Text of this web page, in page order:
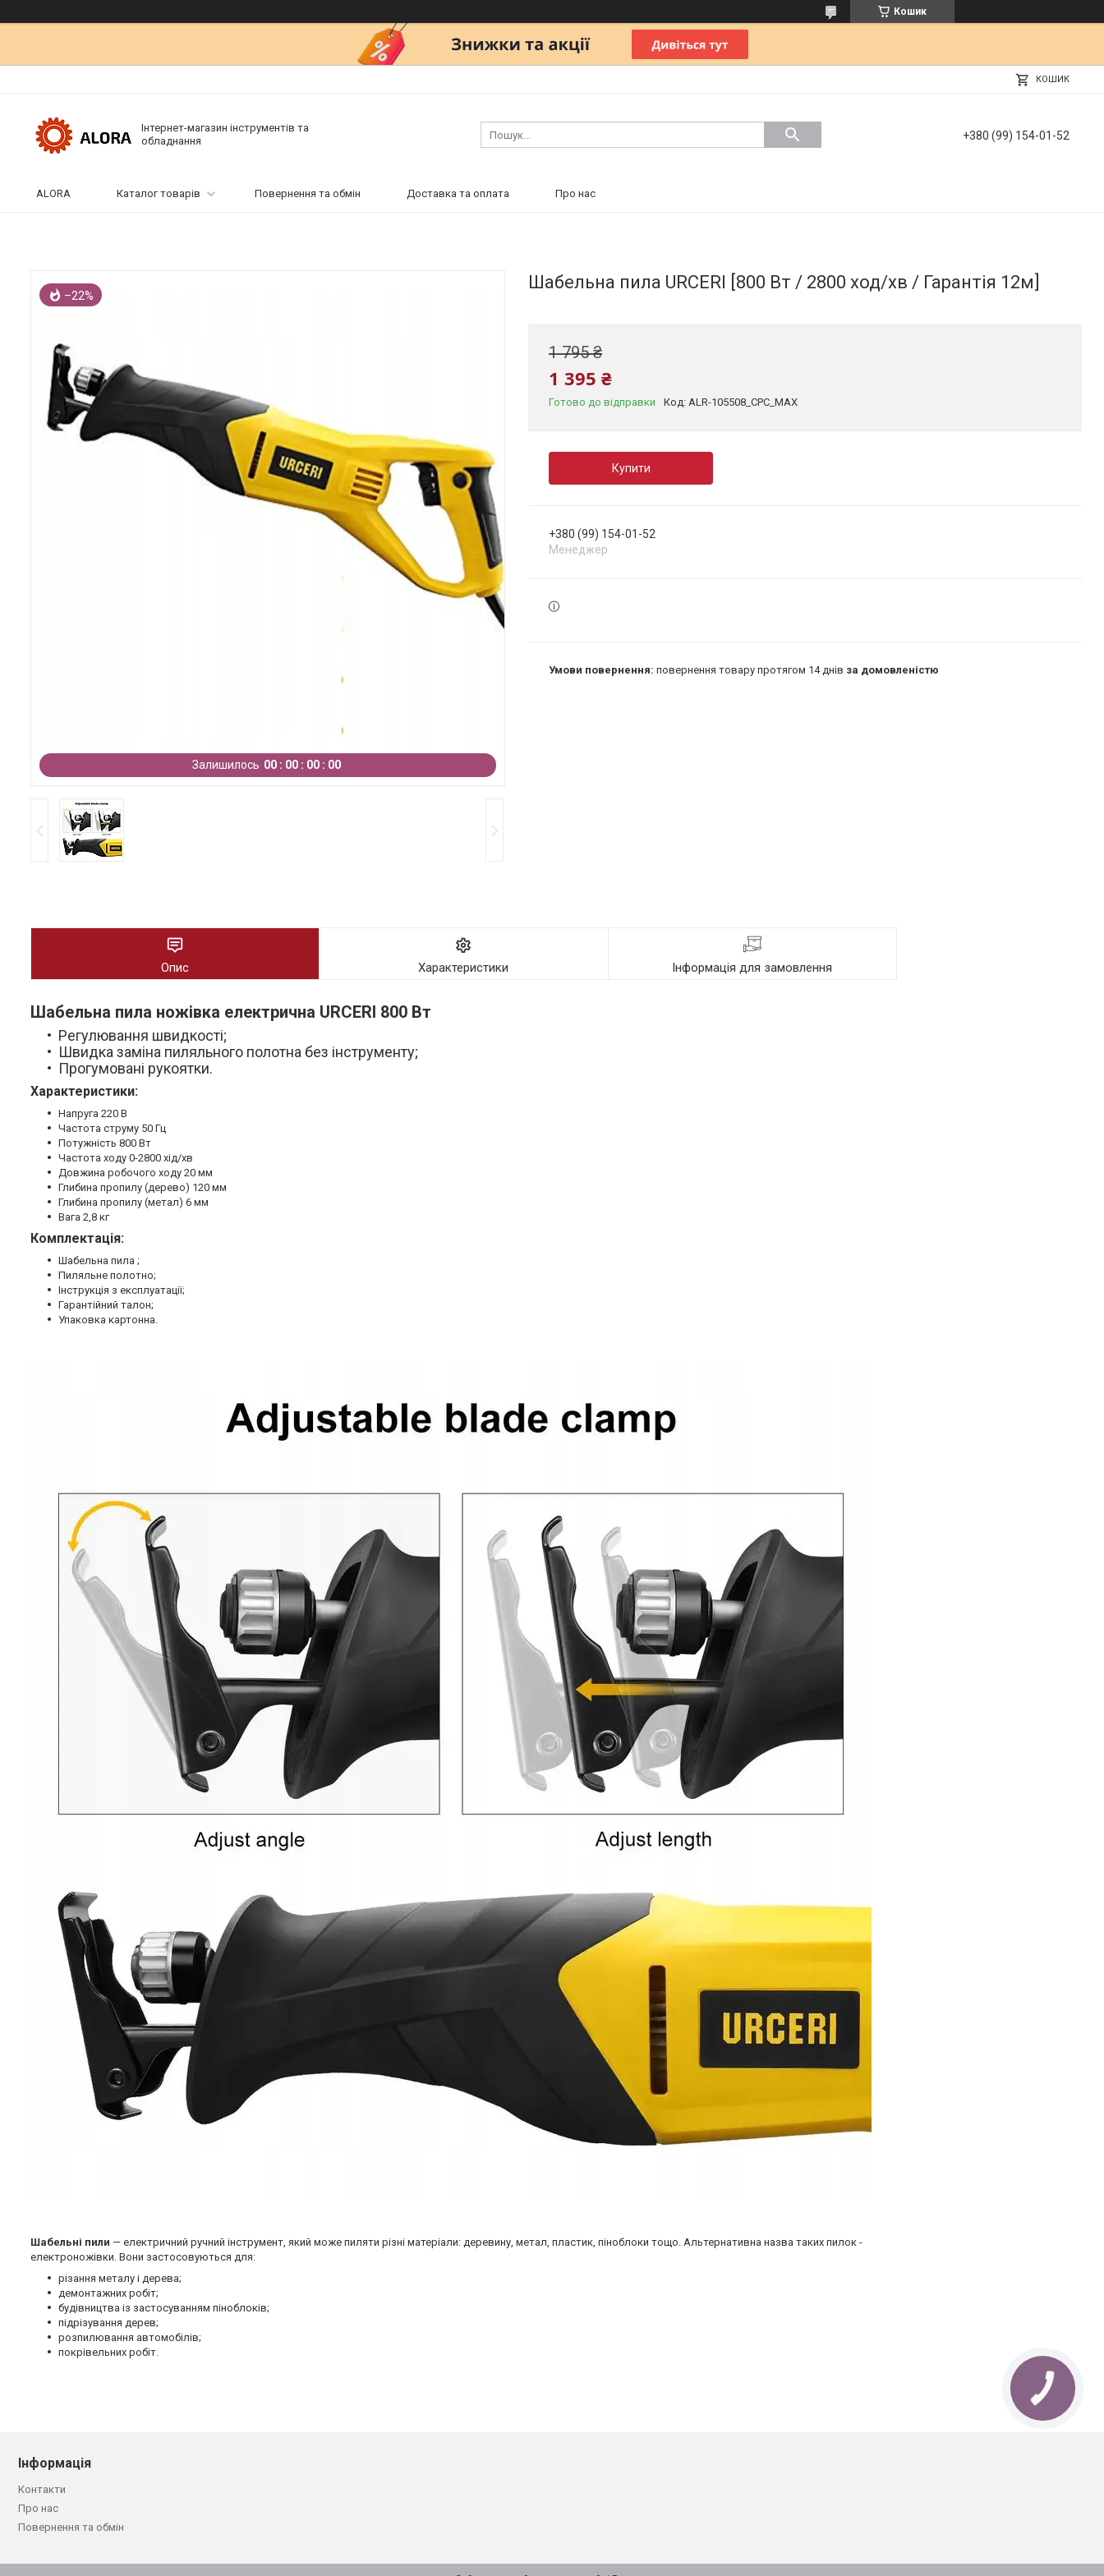
Кошик
КОШИК
Інтернет-магазин інструментів та
обладнання
+380 (99) 154-01-52
ALORA Каталог товарів Повернення та обмін Доставка та оплата Про нас
Залишилось 00 00 00 00
–22%
Шабельна пила URCERI [800 Вт / 2800 ход/хв / Гарантія 12м]
1 795 ₴
1 395 ₴
Готово до відправки Код: ALR-105508_CPC_MAX
Купити
+380 (99) 154-01-52
Менеджер
повернення товару протягом 14 днів за домовленістю
Опис Характеристики Інформація для замовлення
Шабельна пила ножівка електрична URCERI 800 Вт
Регулювання швидкості;
Швидка заміна пиляльного полотна без інструменту;
Прогумовані рукоятки.
Характеристики:
Напруга 220 В
Частота струму 50 Гц
Потужність 800 Вт
Частота ходу 0-2800 хід/хв
Довжина робочого ходу 20 мм
Глибина пропилу (дерево) 120 мм
Глибина пропилу (метал) 6 мм
Вага 2,8 кг
Комплектація:
Шабельна пила ;
Пиляльне полотно;
Інструкція з експлуатації;
Гарантійний талон;
Упаковка картонна.
Шабельні пили — електричний ручний інструмент, який може пиляти різні матеріали: деревину, метал, пластик, піноблоки тощо. Альтернативна назва таких пилок -
електроножівки. Вони застосовуються для:
різання металу і дерева;
демонтажних робіт;
будівництва із застосуванням піноблоків;
підрізування дерев;
розпилювання автомобілів;
покрівельних робіт.
Інформація
Контакти
Про нас
Повернення та обмін